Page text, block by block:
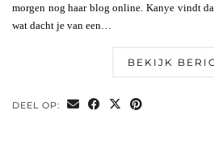
morgen nog haar blog online. Kanye vindt
wat dacht je van een…
BEKIJK
DEEL OP: